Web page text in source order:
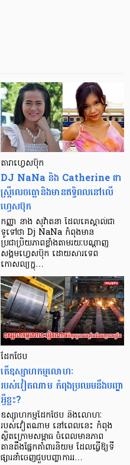
តារា​ហ្វេសប៊ុក
DJ NaNa និង Catherine ជា​
ស្រ្តី​​លេច​ធ្លោ​និង​មាន​ឥទ្ធិពល​នៅ​លើ​​
ហ្វេសប៊ុក
កញ្ញា នាង សុវ៉ាតនា ដែល​គេ​ស្គាល់​ជា​
ទូទៅ​ថា Dj NaNa កំពុង​មាន​
ប្រជាប្រិយភាព​ខ្លាំង​តាមរយៈ​បណ្តាញ​
សង្គម​ហ្វេសប៊ុក ដោយសារ​ទេព
កោសល្យ​ក្នុ…
ដែកថែប
តើឧស្សាហកម្មលោហៈ
របស់វៀតណាម កំពុងប្រឈមនឹងបញ្ហា
អ្វីខ្លះ?
ឧស្សាហកម្មដែកថែប និងលោហៈ
របស់វៀតណាម នៅពេលនេះ កំពុង
ស្ថិតក្រោមសម្ពាធ ចំពេលមានភាព
តានតឹងផ្នែកគាំពារនិយម ដែលធ្វើឱ្យទី
ផ្សារនាំចេញជួបបញ្ហាការរ…